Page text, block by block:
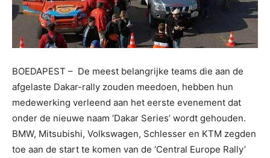
BOEDAPEST – De meest belangrijke teams die aan de
afgelaste Dakar-rally zouden meedoen, hebben hun
medewerking verleend aan het eerste evenement dat
onder de nieuwe naam ‘Dakar Series’ wordt gehouden.
BMW, Mitsubishi, Volkswagen, Schlesser en KTM zegden
toe aan de start te komen van de ‘Central Europe Rally’